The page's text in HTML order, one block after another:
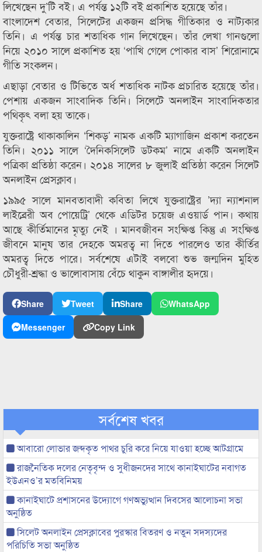
লিখেছেন দু’টি বই। এ পর্যন্ত ১২টি বই প্রকাশিত হয়েছে তাঁর।
বাংলাদেশ বেতার, সিলেটের একজন প্রসিদ্ধ গীতিকার ও নাট্যকার
তিনি। এ পর্যন্ত চার শতাধিক গান লিখেছেন। তাঁর লেখা গানগুলো
নিয়ে ২০১০ সালে প্রকাশিত হয় ‘পাখি গেলে পোকার বাস’ শিরোনামে
গীতি সংকলন।
এছাড়া বেতার ও টিভিতে অর্ধ শতাধিক নাটক প্রচারিত হয়েছে তাঁর।
পেশায় একজন সাংবাদিক তিনি। সিলেটে অনলাইন সাংবাদিকতার
পথিকৃৎ বলা হয় তাকে।
যুক্তরাষ্ট্রে থাকাকালিন ‘শিকড়’ নামক একটি ম্যাগাজিন প্রকাশ করতেন
তিনি। ২০১১ সালে ‘দৈনিকসিলেট ডটকম’ নামে একটি অনলাইন
পত্রিকা প্রতিষ্ঠা করেন। ২০১৪ সালের ৮ জুলাই প্রতিষ্ঠা করেন সিলেট
অনলাইন প্রেসক্লাব।
১৯৯৫ সালে মানবতাবাদী কবিতা লিখে যুক্তরাষ্ট্রের ’দ্যা ন্যাশনাল
লাইব্রেরী অব পোয়েট্রি’ থেকে এডিটর চয়েজ এওয়ার্ড পান। কথায়
আছে কীর্তিমানের মৃত্যু নেই । মানবজীবন সংক্ষিপ্ত কিন্তু এ সংক্ষিপ্ত
জীবনে মানুষ তার দেহকে অমরত্ব না দিতে পারলেও তার কীর্তির
অমরত্ব দিতে পারে। সর্বশেষে এটাই বলবো শুভ জন্মদিন মুহিত
চৌধুরী-শ্রদ্ধা ও ভালোবাসায় বেঁচে থাকুন বাঙ্গালীর হৃদয়ে।
Share Tweet Share
WhatsApp
Messenger
Copy Link
সর্বশেষ খবর
আবারো লোভার জব্দকৃত পাথর চুরি করে নিয়ে যাওয়া হচ্ছে আটগ্রামে
রাজনৈতিক দলের নেতৃবৃন্দ ও সুধীজনদের সাথে কানাইঘাটের নবাগত
ইউএনও’র মতবিনিময়
কানাইঘাটে প্রশাসনের উদ্যোগে গণঅভ্যুত্থান দিবসের আলোচনা সভা
অনুষ্ঠিত
সিলেট অনলাইন প্রেসক্লাবের পুরস্কার বিতরণ ও নতুন সদস্যদের
পরিচিতি সভা অনুষ্ঠিত